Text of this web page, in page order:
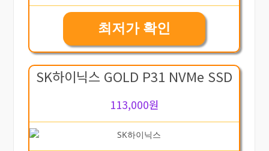
최저가 확인
SK하이닉스 GOLD P31 NVMe SSD
113,000원